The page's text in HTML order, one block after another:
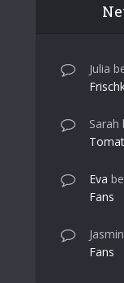
Julia
Sarah
Eva
Fans
Jasmin
Fans